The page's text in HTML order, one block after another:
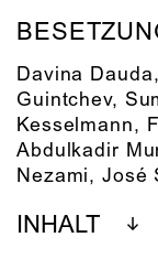
Davina
Guintchev,
Kesselmann,
Abdulkadir
Nezami, José
INHALT